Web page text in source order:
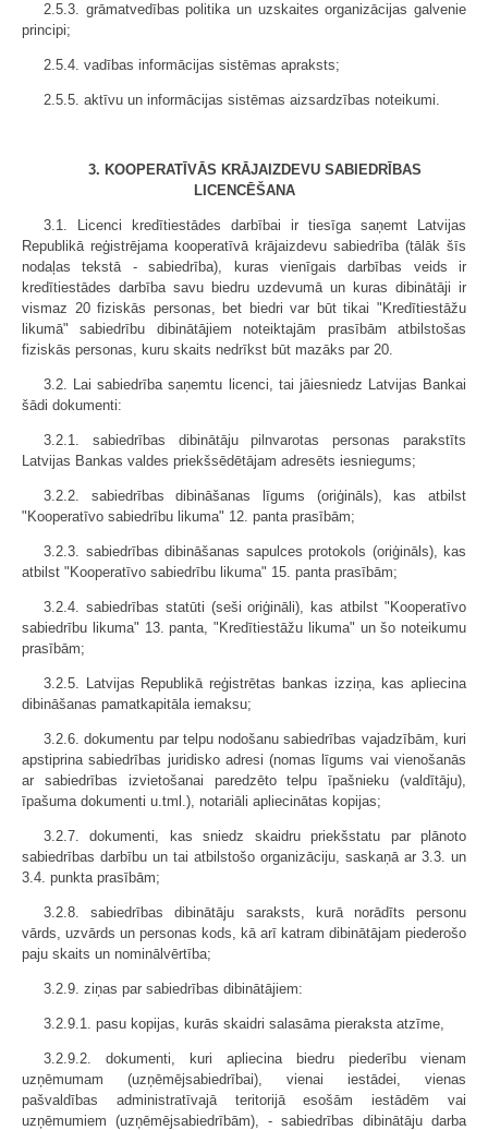
2.5.3. grāmatvedības politika un uzskaites organizācijas galvenie
principi;
2.5.4. vadības informācijas sistēmas apraksts;
2.5.5. aktīvu un informācijas sistēmas aizsardzības noteikumi.
3. KOOPERATĪVĀS KRĀJAIZDEVU SABIEDRĪBAS
LICENCĒŠANA
3.1. Licenci kredītiestādes darbībai ir tiesīga saņemt Latvijas
Republikā reģistrējama kooperatīvā krājaizdevu sabiedrība (tālāk šīs
nodaļas tekstā - sabiedrība), kuras vienīgais darbības veids ir
kredītiestādes darbība savu biedru uzdevumā un kuras dibinātāji ir
vismaz 20 fiziskās personas, bet biedri var būt tikai "Kredītiestāžu
likumā" sabiedrību dibinātājiem noteiktajām prasībām atbilstošas
fiziskās personas, kuru skaits nedrīkst būt mazāks par 20.
3.2. Lai sabiedrība saņemtu licenci, tai jāiesniedz Latvijas Bankai
šādi dokumenti:
3.2.1. sabiedrības dibinātāju pilnvarotas personas parakstīts
Latvijas Bankas valdes priekšsēdētājam adresēts iesniegums;
3.2.2. sabiedrības dibināšanas līgums (oriģināls), kas atbilst
"Kooperatīvo sabiedrību likuma" 12. panta prasībām;
3.2.3. sabiedrības dibināšanas sapulces protokols (oriģināls), kas
atbilst "Kooperatīvo sabiedrību likuma" 15. panta prasībām;
3.2.4. sabiedrības statūti (seši oriģināli), kas atbilst "Kooperatīvo
sabiedrību likuma" 13. panta, "Kredītiestāžu likuma" un šo noteikumu
prasībām;
3.2.5. Latvijas Republikā reģistrētas bankas izziņa, kas apliecina
dibināšanas pamatkapitāla iemaksu;
3.2.6. dokumentu par telpu nodošanu sabiedrības vajadzībām, kuri
apstiprina sabiedrības juridisko adresi (nomas līgums vai vienošanās
ar sabiedrības izvietošanai paredzēto telpu īpašnieku (valdītāju),
īpašuma dokumenti u.tml.), notariāli apliecinātas kopijas;
3.2.7. dokumenti, kas sniedz skaidru priekšstatu par plānoto
sabiedrības darbību un tai atbilstošo organizāciju, saskaņā ar 3.3. un
3.4. punkta prasībām;
3.2.8. sabiedrības dibinātāju saraksts, kurā norādīts personu
vārds, uzvārds un personas kods, kā arī katram dibinātājam piederošo
paju skaits un nominālvērtība;
3.2.9. ziņas par sabiedrības dibinātājiem:
3.2.9.1. pasu kopijas, kurās skaidri salasāma pieraksta atzīme,
3.2.9.2. dokumenti, kuri apliecina biedru piederību vienam
uzņēmumam (uzņēmējsabiedrībai), vienai iestādei, vienas
pašvaldības administratīvajā teritorijā esošām iestādēm vai
uzņēmumiem (uzņēmējsabiedrībām), - sabiedrības dibinātāju darba